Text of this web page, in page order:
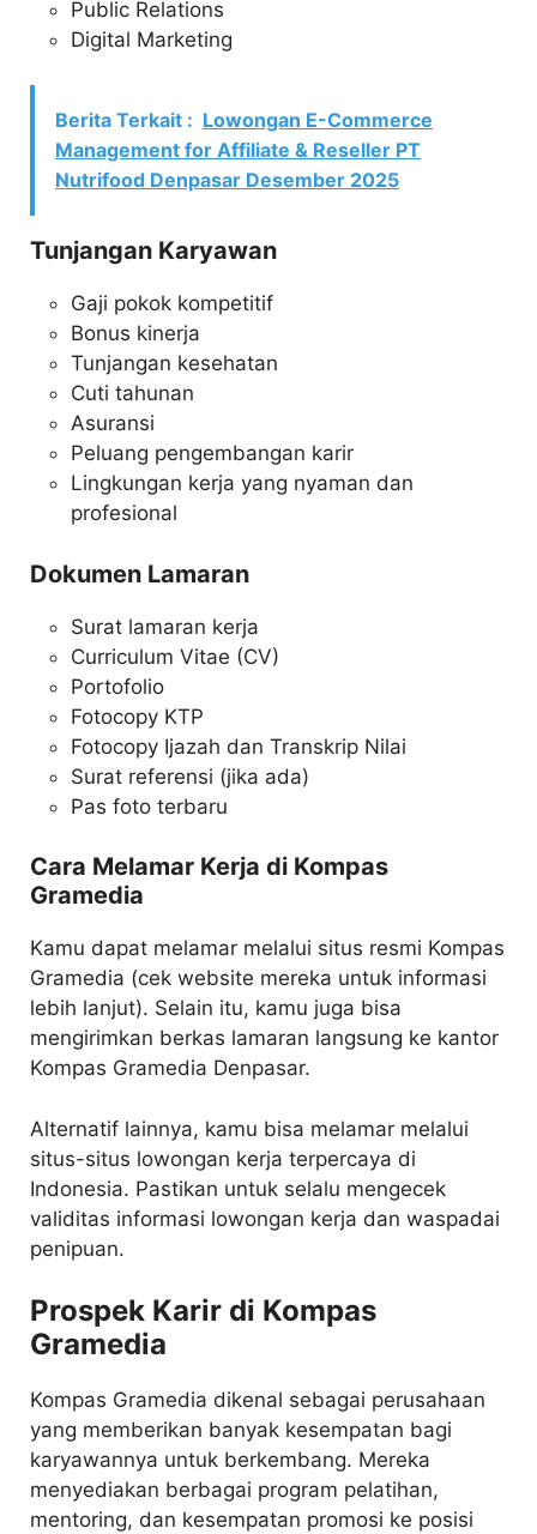
Public Relations
Digital Marketing
Berita Terkait : Lowongan E-Commerce
Management for Affiliate & Reseller PT
Nutrifood Denpasar Desember 2025
Tunjangan Karyawan
Gaji pokok kompetitif
Bonus kinerja
Tunjangan kesehatan
Cuti tahunan
Asuransi
Peluang pengembangan karir
Lingkungan kerja yang nyaman dan
profesional
Dokumen Lamaran
Surat lamaran kerja
Curriculum Vitae (CV)
Portofolio
Fotocopy KTP
Fotocopy Ijazah dan Transkrip Nilai
Surat referensi (jika ada)
Pas foto terbaru
Cara Melamar Kerja di Kompas
Gramedia
Kamu dapat melamar melalui situs resmi Kompas
Gramedia (cek website mereka untuk informasi
lebih lanjut). Selain itu, kamu juga bisa
mengirimkan berkas lamaran langsung ke kantor
Kompas Gramedia Denpasar.
Alternatif lainnya, kamu bisa melamar melalui
situs-situs lowongan kerja terpercaya di
Indonesia. Pastikan untuk selalu mengecek
validitas informasi lowongan kerja dan waspadai
penipuan.
Prospek Karir di Kompas
Gramedia
Kompas Gramedia dikenal sebagai perusahaan
yang memberikan banyak kesempatan bagi
karyawannya untuk berkembang. Mereka
menyediakan berbagai program pelatihan,
mentoring, dan kesempatan promosi ke posisi